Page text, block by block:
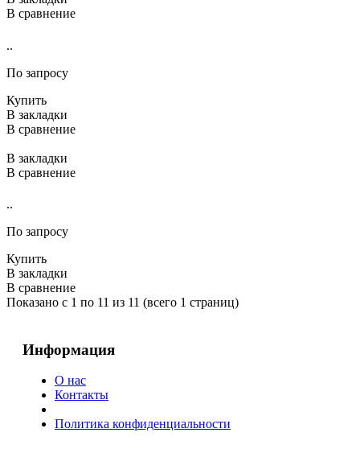
В сравнение
..
По запросу
Купить
В закладки
В сравнение
В закладки
В сравнение
..
По запросу
Купить
В закладки
В сравнение
Показано с 1 по 11 из 11 (всего 1 страниц)
Информация
О нас
Контакты
Политика конфиденциальности